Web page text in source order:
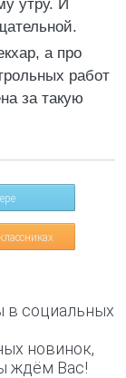
утру. И
а про
работ
за такую
в социальных
новинок,
ждём Вас!